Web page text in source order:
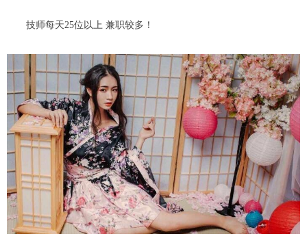
技师每天25位以上 兼职较多！